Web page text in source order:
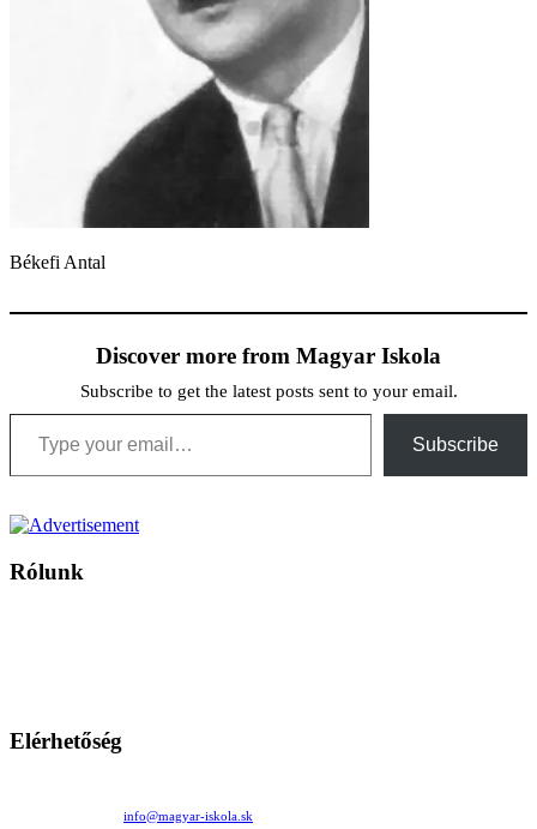
Békefi Antal
Discover more from Magyar Iskola
Subscribe to get the latest posts sent to your email.
Type your email…
Subscribe
Rólunk
Elérhetőség
info@magyar-iskola.sk